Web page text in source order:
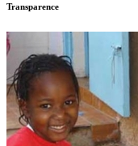
Transparence